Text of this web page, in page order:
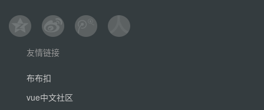
友情链接
布布扣
vue中文社区